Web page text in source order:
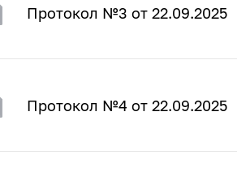
Протокол №3 от 22.09.2025
Протокол №4 от 22.09.2025